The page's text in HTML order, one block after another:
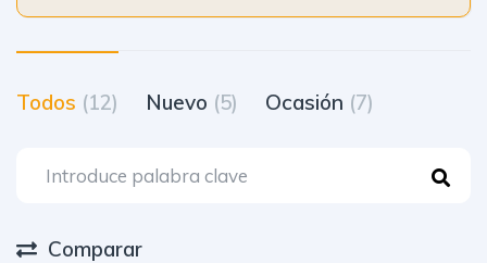
Todos (12) Nuevo (5) Ocasión (7)
Comparar